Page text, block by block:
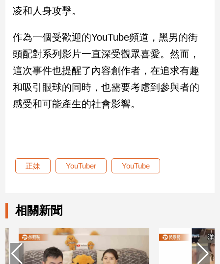
觀
點
娛
樂
娛
星
尚
活
建
凌和人身攻擊。
作為一個受歡迎的YouTube頻道，黑男的街
頭配對系列影片一直深受觀眾喜愛。然而，
這次事件也提醒了內容創作者，在追求有趣
和吸引眼球的同時，也需要考慮到參與者的
感受和可能產生的社會影響。
正妹 YouTuber YouTube
相關新聞